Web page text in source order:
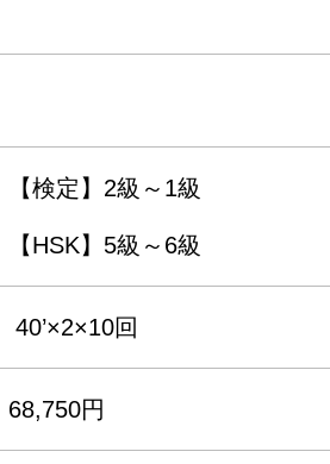
【検定】2級～1級
【HSK】5級～6級
40’×2×10回
68,750円